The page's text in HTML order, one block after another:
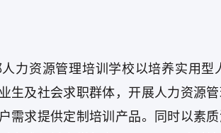
力资源管理培训学校以培养实用
生及社会求职群体，开展人力资源
需求提供定制培训产品。同时以素